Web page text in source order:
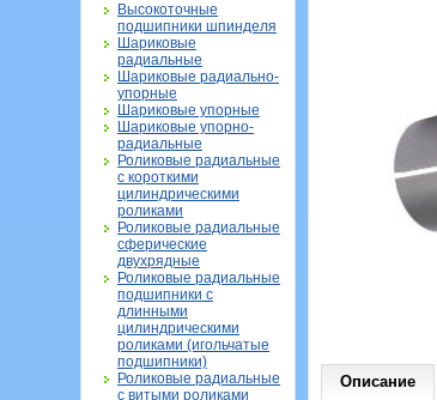
Высокоточные
подшипники шпинделя
Шариковые
радиальные
Шариковые радиально-
упорные
Шариковые упорные
Шариковые упорно-
радиальные
Роликовые радиальные
с короткими
цилиндрическими
роликами
Роликовые радиальные
сферические
двухрядные
Роликовые радиальные
подшипники с
длинными
цилиндрическими
роликами (игольчатые
подшипники)
Роликовые радиальные
с витыми роликами
Описание